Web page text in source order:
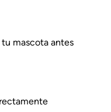
mascota antes